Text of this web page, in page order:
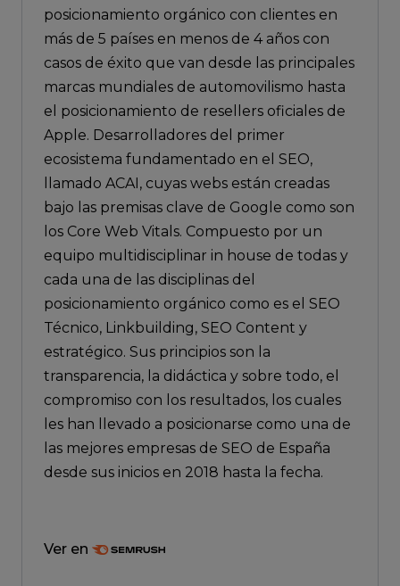
posicionamiento orgánico con clientes en
más de 5 países en menos de 4 años con
casos de éxito que van desde las principales
marcas mundiales de automovilismo hasta
el posicionamiento de resellers oficiales de
Apple. Desarrolladores del primer
ecosistema fundamentado en el SEO,
llamado ACAI, cuyas webs están creadas
bajo las premisas clave de Google como son
los Core Web Vitals. Compuesto por un
equipo multidisciplinar in house de todas y
cada una de las disciplinas del
posicionamiento orgánico como es el SEO
Técnico, Linkbuilding, SEO Content y
estratégico. Sus principios son la
transparencia, la didáctica y sobre todo, el
compromiso con los resultados, los cuales
les han llevado a posicionarse como una de
las mejores empresas de SEO de España
desde sus inicios en 2018 hasta la fecha.
Ver en